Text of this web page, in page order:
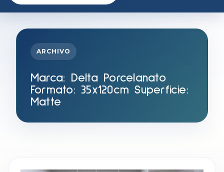
ARCHIVO
Marca:
Delta Porcelanato
Formato: 35x120cm Superficie:
Matte